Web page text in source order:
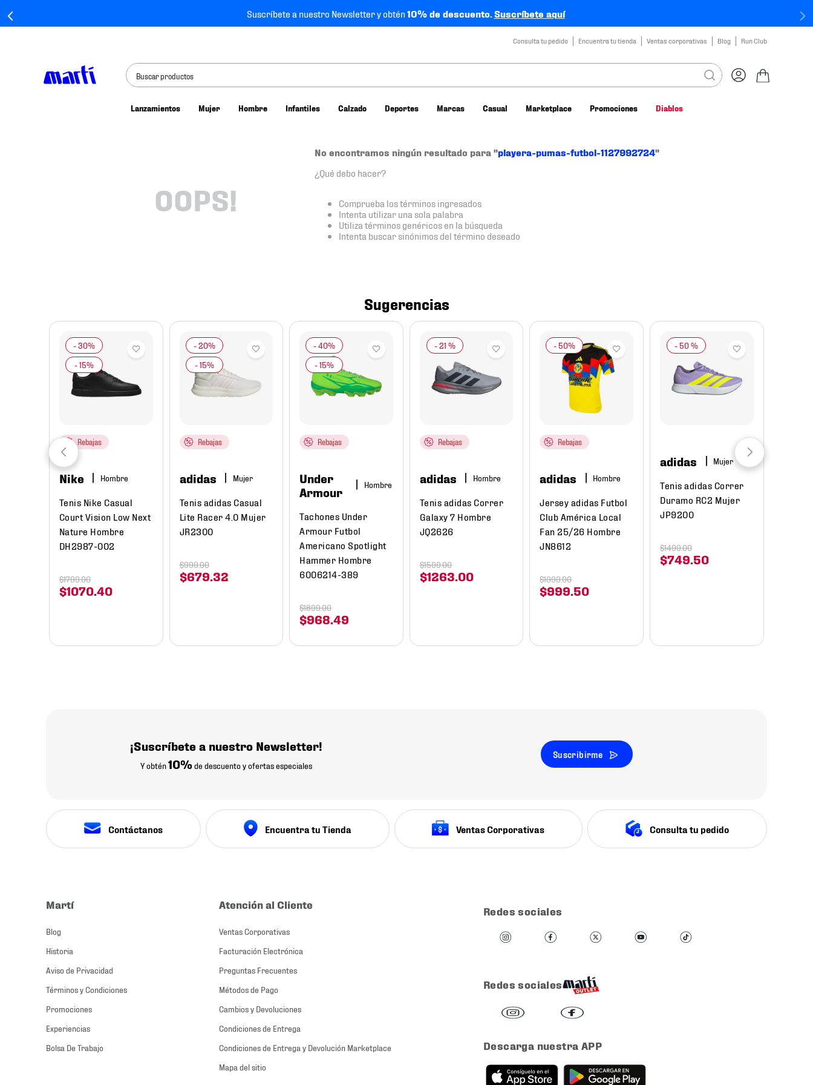
Suscríbete a nuestro Newsletter y obtén10% de descuento.Suscríbete aquí
Consulta tu pedido Encuentra tu tienda Ventas corporativas Blog Run Club
Buscar productos
Lanzamientos Mujer Hombre Infantiles Calzado Deportes Marcas Casual Marketplace Promociones Diablos
OOPS!
No encontramos ningún resultado para "playera-pumas-futbol-1127992724"
¿Qué debo hacer?
Comprueba los términos ingresados
Intenta utilizar una sola palabra
Utiliza términos genéricos en la búsqueda
Intenta buscar sinónimos del término deseado
Sugerencias
Rebajas
Nike Hombre
Tenis Nike Casual
Court Vision Low Next
Nature Hombre
DH2987-002
$1070. 40
$1799.00
Rebajas
adidas Mujer
Tenis adidas Casual
Lite Racer 4.0 Mujer
JR2300
$679 32
$999.00
Rebajas
Under
Armour
Hombre
Tachones Under
Armour Futbol
Americano Spotlight
Hammer Hombre
6006214-389
$968 .49
$1899.00
-21 %
Rebajas
adidas Hombre
Tenis adidas Correr
Galaxy 7 Hombre
JQ2626
$1263 00
$1599.00
Rebajas
adidas Hombre
Jersey adidas Futbol
Club América Local
Fan 25/26 Hombre
JN8612
$999 50
$1999.00
- 50 %
adidas Mujer
Tenis adidas Correr
Duramo RC2 Mujer
JP9200
$749 50
$1499.00
¡Suscríbete a nuestro Newsletter!
Y obtén10% de descuento y ofertas especiales
Suscribirme
Contáctanos Encuentra tu Tienda Ventas Corporativas Consulta tu pedido
Martí
Blog
Historia
Aviso de Privacidad
Términos y Condiciones
Promociones
Experiencias
Bolsa De Trabajo
Atención al Cliente
Ventas Corporativas
Facturación Electrónica
Preguntas Frecuentes
Métodos de Pago
Cambios y Devoluciones
Condiciones de Entrega
Condiciones de Entrega y Devolución Marketplace
Mapa del sitio
Redes sociales
Redes sociales
Descarga nuestra APP
tenis nike